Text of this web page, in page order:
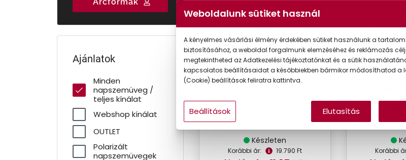
Ajánlatok
Minden
napszemüveg /
teljes kínálat
Webshop kínálat
OUTLET
Polarizált
napszemüvegek
-40%
VIRTUÁLIS
Készleten
Korábbi ár: 19.790 Ft
-35%
Korábbi
Weboldalunk sütiket használ
A kényelmes vásárlási élmény érdekében sütiket használunk a
biztosításához, a weboldal forgalmunk elemzéséhez és reklámozás
megtekintheted az Adatkezelési tájékoztatónkat és a sütik
kapcsolatos beállításaidat a későbbiekben bármikor módosíthatod a
(Cookie) beállítások feliratra kattintva.
Beállítások Elutasítás